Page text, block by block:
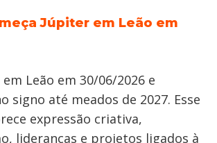
Júpiter em Leão em
Leão em 30/06/2026 e
signo até meados de 2027. Esse
expressão criativa,
lideranças e projetos ligados à